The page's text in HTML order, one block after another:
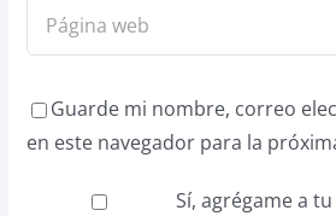
Guarde mi nombre, correo
en este navegador para la
Sí, agrégame a